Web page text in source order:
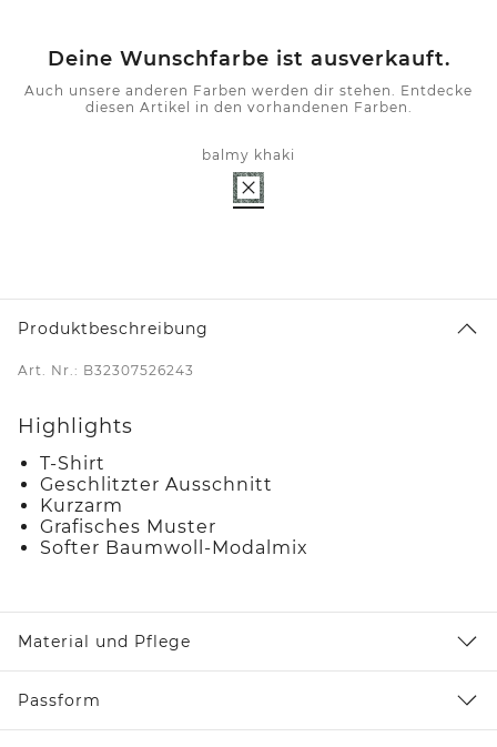
Deine Wunschfarbe ist ausverkauft.
Auch unsere anderen Farben werden dir stehen. Entdecke
diesen Artikel in den vorhandenen Farben.
balmy khaki
Produktbeschreibung
Art. Nr.: B32307526243
Highlights
T-Shirt
Geschlitzter Ausschnitt
Kurzarm
Grafisches Muster
Softer Baumwoll-Modalmix
Material und Pflege
Passform